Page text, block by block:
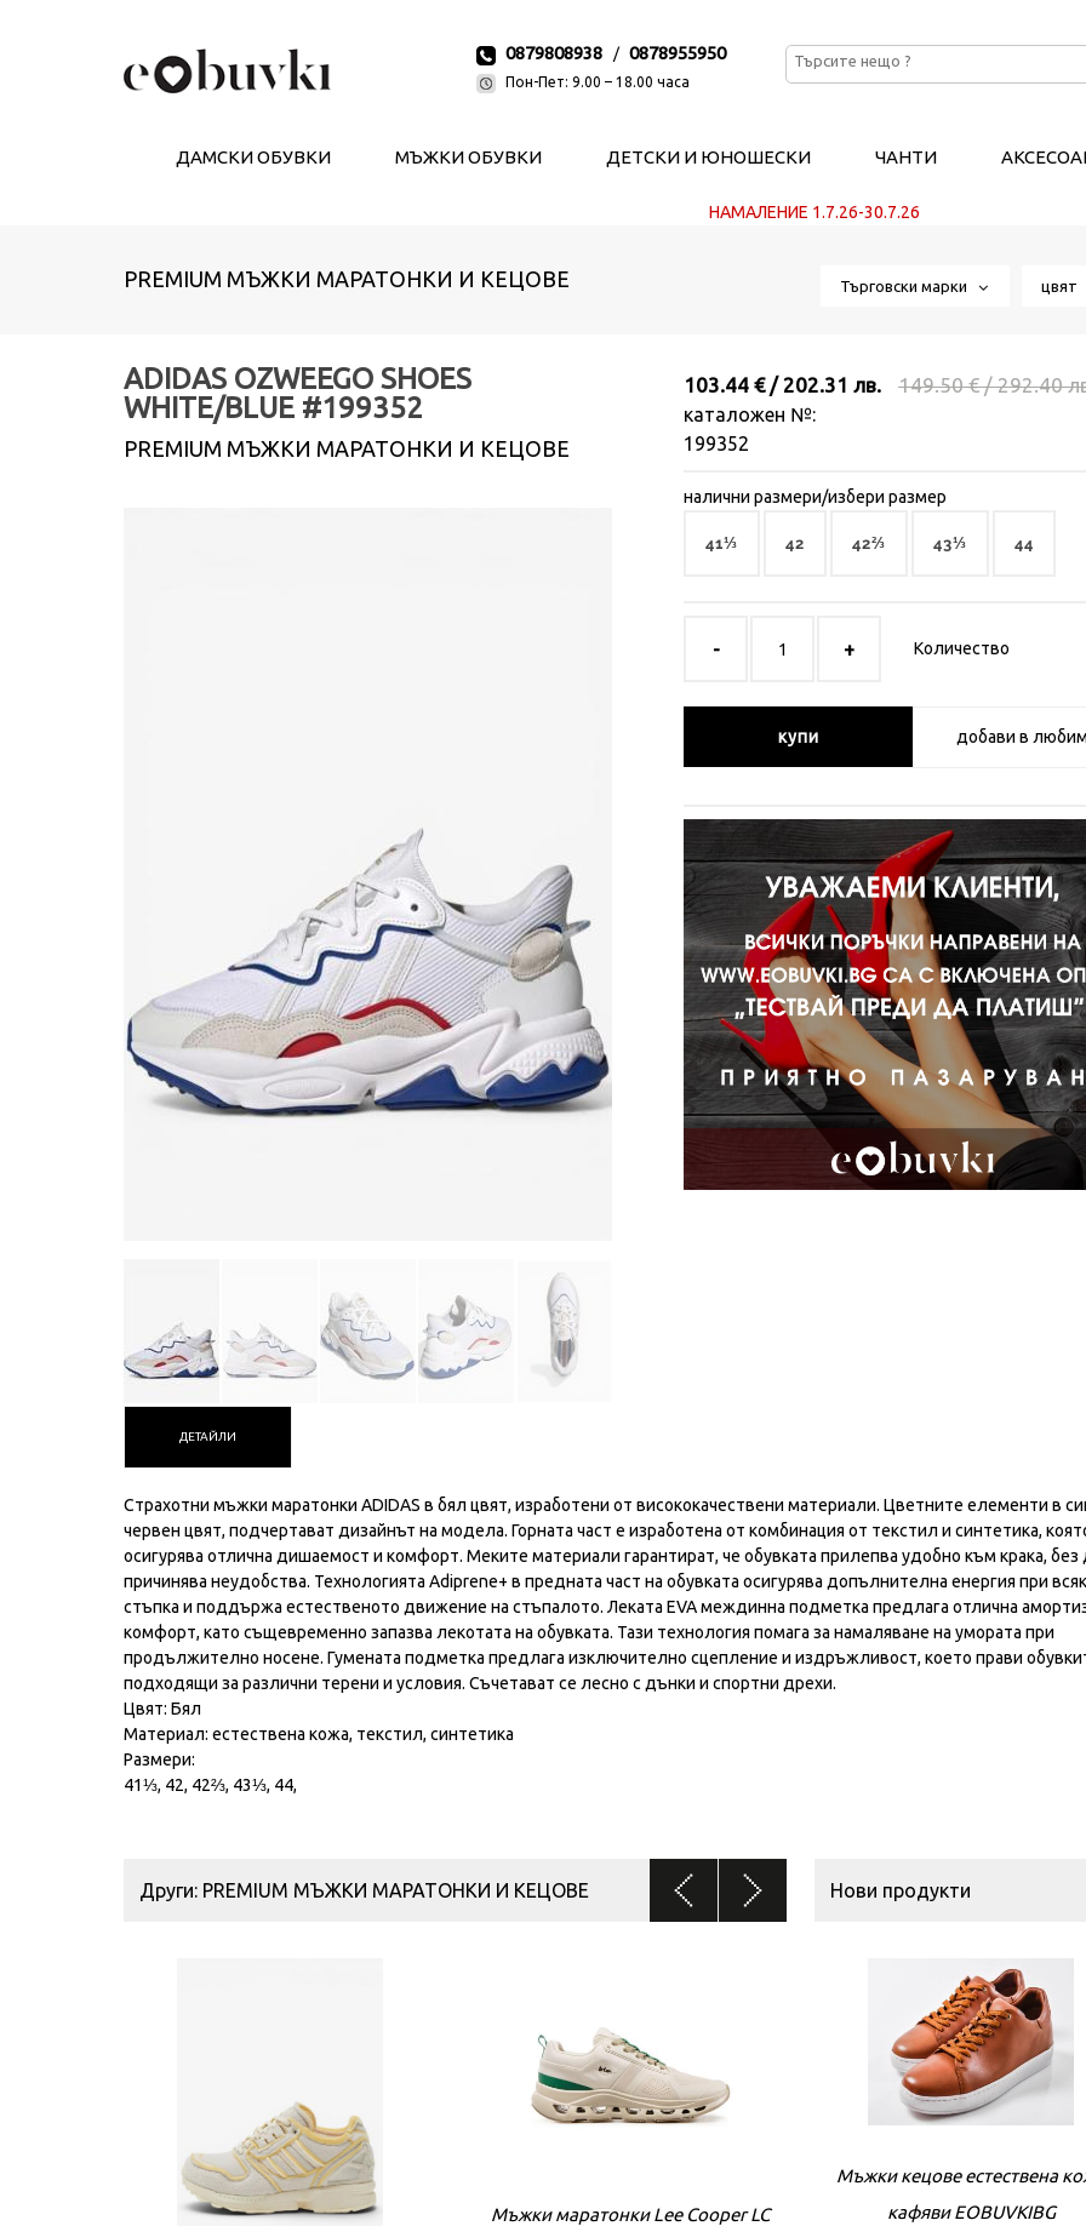
0879808938 / 0878955950
Пон-Пет: 9.00 – 18.00 часа
ДАМСКИ ОБУВКИ МЪЖКИ ОБУВКИ ДЕТСКИ И ЮНОШЕСКИ ЧАНТИ
НАМАЛЕНИЕ 1.7.26-30.7.26
PREMIUM МЪЖКИ МАРАТОНКИ И КЕЦОВЕ Търговски марки
ADIDAS OZWEEGO SHOES
WHITE/BLUE #199352
PREMIUM МЪЖКИ МАРАТОНКИ И КЕЦОВЕ
103.44 € / 202.31 лв. 149.50 € / 292.40
каталожен №:
199352
налични размери/избери размер
41⅓ 42 42⅔ 43⅓ 44
Количество
купи добави в
ДЕТАЙЛИ
Страхотни мъжки маратонки ADIDAS в бял цвят, изработени от висококачествени материали. Цветните елементи в
червен цвят, подчертават дизайнът на модела. Горната част е изработена от комбинация от текстил и синтетика,
осигурява отлична дишаемост и комфорт. Меките материали гарантират, че обувката прилепва удобно към крака, без
причинява неудобства. Технологията Adiprene+ в предната част на обувката осигурява допълнителна енергия при
стъпка и поддържа естественото движение на стъпалото. Леката EVA междинна подметка предлага отлична
комфорт, като същевременно запазва лекотата на обувката. Тази технология помага за намаляване на умората при
продължително носене. Гумената подметка предлага изключително сцепление и издръжливост, което прави
подходящи за различни терени и условия. Съчетават се лесно с дънки и спортни дрехи.
Цвят: Бял
Материал: естествена кожа, текстил, синтетика
Размери:
41⅓, 42, 42⅔, 43⅓, 44,
Други: PREMIUM МЪЖКИ МАРАТОНКИ И КЕЦОВЕ
Мъжки маратонки Lee Cooper LC
Нови продукти
Мъжки кецове естествена
кафяви EOBUVKIBG